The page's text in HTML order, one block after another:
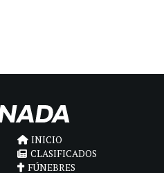
INICIO
CLASIFICADOS
FÚNEBRES